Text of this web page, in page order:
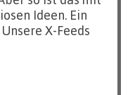
Ideen. Ein
X-Feeds